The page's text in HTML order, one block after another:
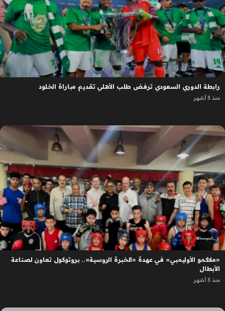
رابطة الدوري السعودي ترفض طلب الأهلي تقديم مباراة الخلود
منذ 3 أشهر
«ملاكمو الأوليمبي» في عهدة «الخبرة الروسية».. بروتوكول تعاون لصناعة
الأبطال
منذ 3 أشهر